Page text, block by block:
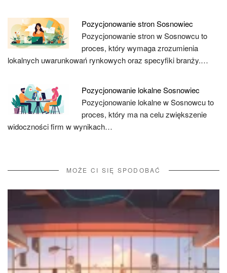
Pozycjonowanie stron Sosnowiec
Pozycjonowanie stron w Sosnowcu to
proces, który wymaga zrozumienia
lokalnych uwarunkowań rynkowych oraz specyfiki branży.…
Pozycjonowanie lokalne Sosnowiec
Pozycjonowanie lokalne w Sosnowcu to
proces, który ma na celu zwiększenie
widoczności firm w wynikach…
MOŻE CI SIĘ SPODOBAĆ